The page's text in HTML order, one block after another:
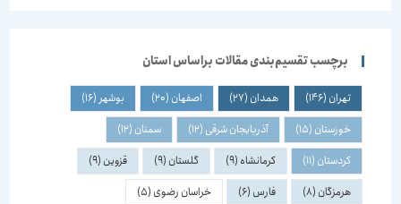
برچسب تقسیم‌بندی مقالات براساس استان
تهران(146) همدان(27) اصفهان(20) بوشهر(16)
خوزستان(15) آذربایجان شرقی(12) سمنان(12)
کردستان(11) کرمانشاه(9) گلستان(9) قزوین(9)
هرمزگان(8) فارس(6) خراسان رضوی(5)